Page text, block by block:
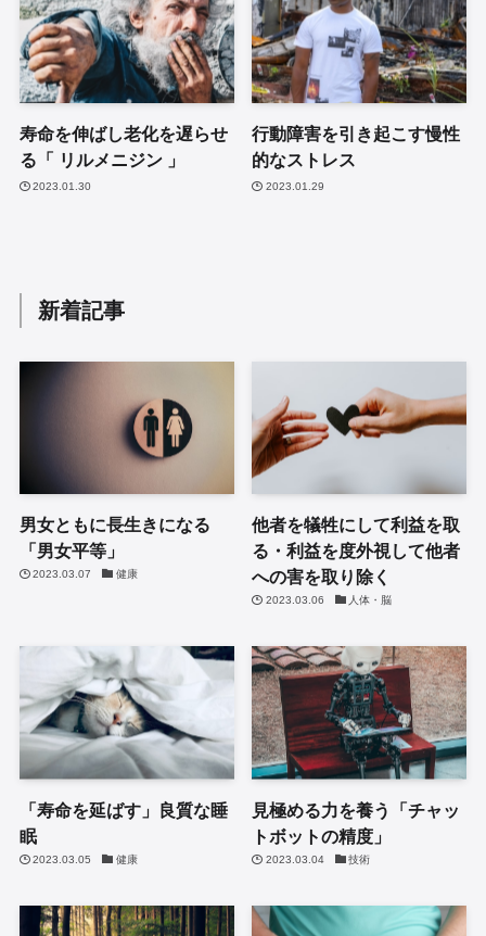
寿命を伸ばし老化を遅らせ
る「 リルメニジン 」
2023.01.30
行動障害を引き起こす慢性
的なストレス
2023.01.29
新着記事
男女ともに長生きになる
「男女平等」
2023.03.07 健康
他者を犠牲にして利益を取
る・利益を度外視して他者
への害を取り除く
2023.03.06 人体・脳
「寿命を延ばす」良質な睡
眠
2023.03.05 健康
見極める力を養う「チャッ
トボットの精度」
2023.03.04 技術